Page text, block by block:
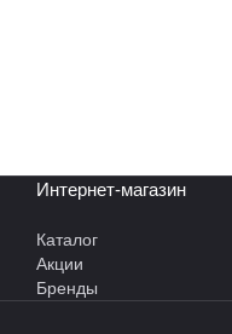
Интернет-магазин
Каталог
Акции
Бренды